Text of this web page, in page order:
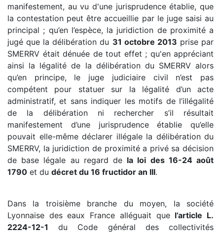
manifestement, au vu d'une jurisprudence établie, que
la contestation peut être accueillie par le juge saisi au
principal ; qu’en l’espèce, la juridiction de proximité a
jugé que la délibération du 31 octobre 2013 prise par
SMERRV était dénuée de tout effet ; qu'en appréciant
ainsi la légalité de la délibération du SMERRV alors
qu’en principe, le juge judiciaire civil n’est pas
compétent pour statuer sur la légalité d’un acte
administratif, et sans indiquer les motifs de l’illégalité
de la délibération ni rechercher s’il résultait
manifestement d’une jurisprudence établie qu’elle
pouvait elle-même déclarer illégale la délibération du
SMERRV, la juridiction de proximité a privé sa décision
de base légale au regard de la loi des 16-24 août
1790 et du décret du 16 fructidor an III.
Dans la troisième branche du moyen, la société
Lyonnaise des eaux France alléguait que l’article L.
2224-12-1 du Code général des collectivités